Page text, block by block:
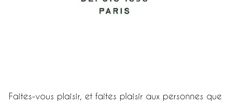
Faites-vous plaisir, et faites plaisir aux personnes que